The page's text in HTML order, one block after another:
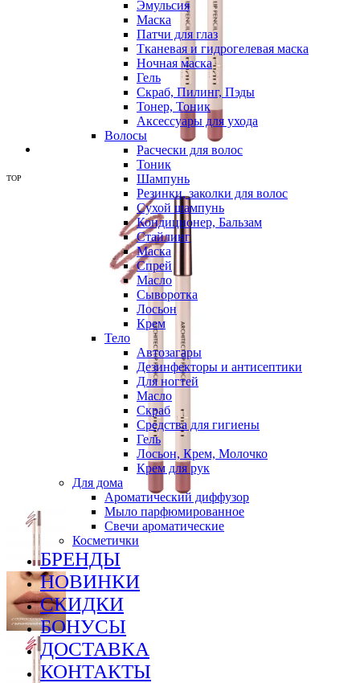
Эмульсия
Маска
Патчи для глаз
Тканевая и гидрогелевая маска
Ночная маска
Гель
Скраб, Пилинг, Пэды
Тонер, Тоник
Аксессуары для ухода
Волосы
Расчески для волос
Тоник
Шампунь
Резинки, заколки для волос
Сухой шампунь
Кондиционер, Бальзам
Стайлинг
Маска
Спрей
Масло
Сыворотка
Лосьон
Крем
Тело
Автозагары
Дезинфекторы и антисептики
Для ногтей
Масло
Скраб
Средства для гигиены
Гель
Лосьон, Крем, Молочко
Крем для рук
Для дома
Ароматический диффузор
Мыло парфюмированное
Свечи ароматические
Косметички
БРЕНДЫ
НОВИНКИ
СКИДКИ
БОНУСЫ
ДОСТАВКА
КОНТАКТЫ
TOP